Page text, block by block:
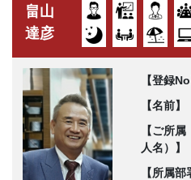
畠山
達彦
【登録No
【名前】
【ご所属
人名）】
【所属部